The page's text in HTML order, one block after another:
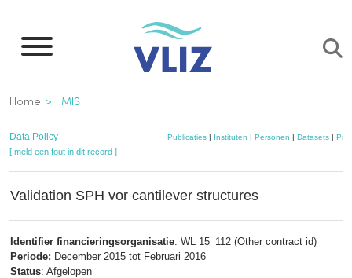
naar
inhoud
gaan
Kruimelpad
Home IMIS
Data Policy Publicaties | Instituten | Personen | Datasets |
[ meld een fout in dit record ]
Validation SPH vor cantilever structures
Identifier financieringsorganisatie: WL 15_112 (Other contract id)
Periode: December 2015 tot Februari 2016
Status: Afgelopen